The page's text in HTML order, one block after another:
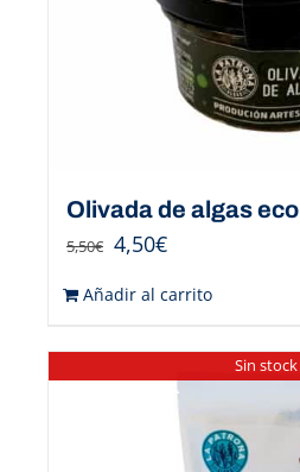
Olivada de algas eco
5,50€ 4,50€
Añadir al carrito
Sin stock